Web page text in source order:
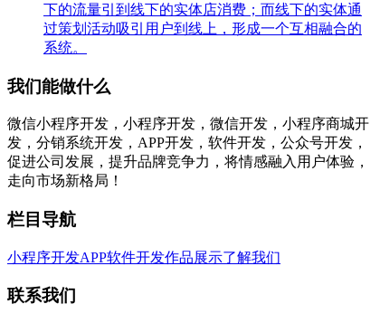
下的流量引到线下的实体店消费；而线下的实体通
过策划活动吸引用户到线上，形成一个互相融合的
系统。
我们能做什么
微信小程序开发，小程序开发，微信开发，小程序商城开
发，分销系统开发，APP开发，软件开发，公众号开发，
促进公司发展，提升品牌竞争力，将情感融入用户体验，
走向市场新格局！
栏目导航
小程序开发APP软件开发作品展示了解我们
联系我们